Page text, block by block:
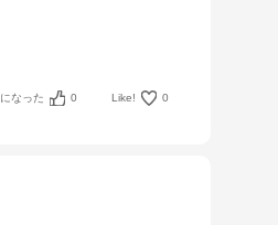
なった 0 Like! 0